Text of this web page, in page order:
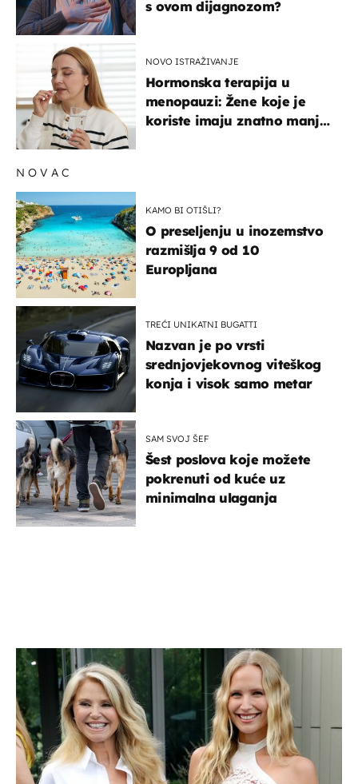
s ovom dijagnozom?
NOVO ISTRAŽIVANJE
Hormonska terapija u
menopauzi: Žene koje je
koriste imaju znatno manji
NOVAC
KAMO BI OTIŠLI?
O preseljenju u inozemstvo
razmišlja 9 od 10
Europljana
TREĆI UNIKATNI BUGATTI
Nazvan je po vrsti
srednjovjekovnog viteškog
konja i visok samo metar
SAM SVOJ ŠEF
Šest poslova koje možete
pokrenuti od kuće uz
minimalna ulaganja